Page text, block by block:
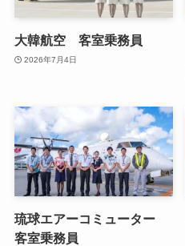
大韓航空 客室乗務員
2026年7月4日
琉球エアーコミューター
客室乗務員